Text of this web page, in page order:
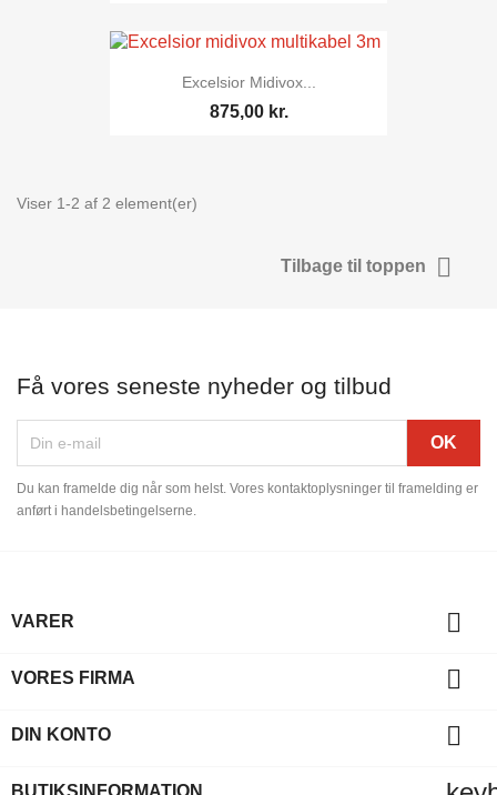
Excelsior Midivox...
875,00 kr.
Viser 1-2 af 2 element(er)
Tilbage til toppen 
Få vores seneste nyheder og tilbud
Du kan framelde dig når som helst. Vores kontaktoplysninger til framelding er
anført i handelsbetingelserne.
VARER 
VORES FIRMA 
DIN KONTO 
BUTIKSINFORMATION